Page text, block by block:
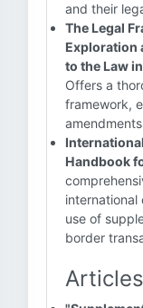
and their
The Legal
Exploration
to the Law
Offers a
framework,
Handbook
use of
border
Articles